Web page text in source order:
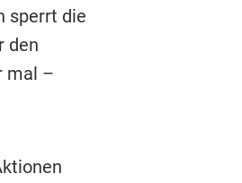
sperrt die
den
mal –